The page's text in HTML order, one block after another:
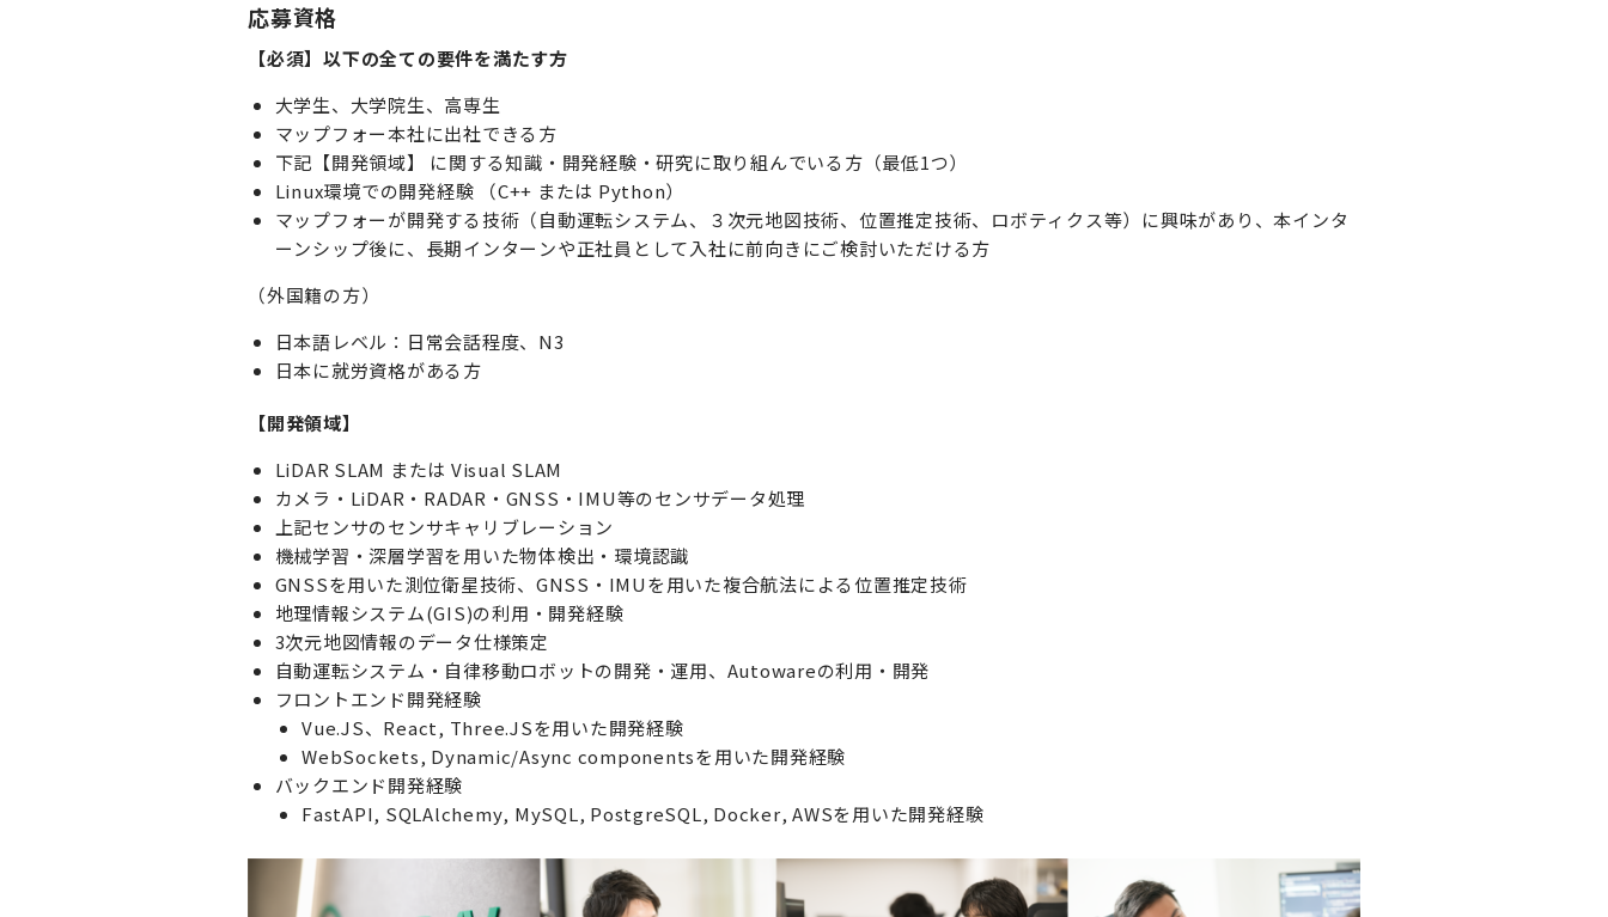
企業情報
代表メッセージ
ビジョン / ミッション / バリュー
会社概要
経営陣紹介
株主・投資家情報
ソリューション
社会インフラ
製造・物流
建設・土木・環境
自動運転・スマートシティ
測量・空間情報
車両向け複合航法システム
環境認識ソフトウェア
センサーキャリブレーションソフトウェア
応募資格
【必須】以下の全ての要件を満たす方
大学生、大学院生、高専生
マップフォー本社に出社できる方
下記【開発領域】 に関する知識・開発経験・研究に取り組んでいる方（最低1つ）
Linux環境での開発経験 （C++ または Python）
マップフォーが開発する技術（自動運転システム、３次元地図技術、位置推定技術、ロボティクス等）に興味があり、本インタ
ーンシップ後に、長期インターンや正社員として入社に前向きにご検討いただける方
（外国籍の方）
日本語レベル：日常会話程度、N3
日本に就労資格がある方
【開発領域】
LiDAR SLAM または Visual SLAM
カメラ・LiDAR・RADAR・GNSS・IMU等のセンサデータ処理
上記センサのセンサキャリブレーション
機械学習・深層学習を用いた物体検出・環境認識
GNSSを用いた測位衛星技術、GNSS・IMUを用いた複合航法による位置推定技術
地理情報システム(GIS)の利用・開発経験
3次元地図情報のデータ仕様策定
自動運転システム・自律移動ロボットの開発・運用、Autowareの利用・開発
フロントエンド開発経験
Vue.JS、React, Three.JSを用いた開発経験
WebSockets, Dynamic/Async componentsを用いた開発経験
バックエンド開発経験
FastAPI, SQLAlchemy, MySQL, PostgreSQL, Docker, AWSを用いた開発経験